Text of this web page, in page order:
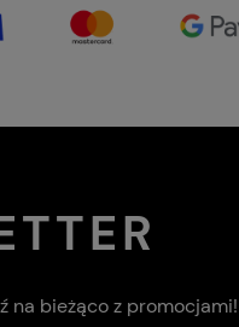
na bieżąco z promocjami!